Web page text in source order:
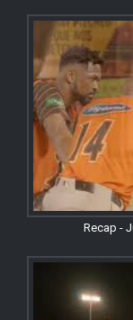
Recap -